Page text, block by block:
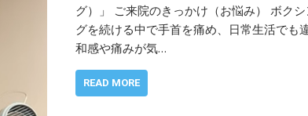
グ）」 ご来院のきっかけ（お悩み） ボクシ
グを続ける中で手首を痛め、日常生活でも
和感や痛みが気…
READ MORE